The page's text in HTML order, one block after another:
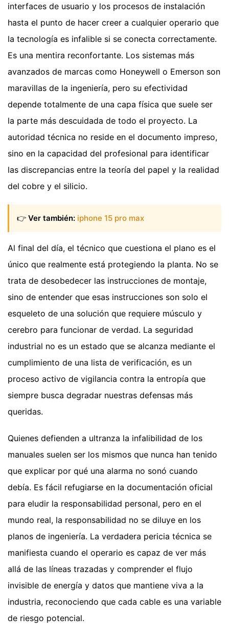
interfaces de usuario y los procesos de instalación
hasta el punto de hacer creer a cualquier operario que
la tecnología es infalible si se conecta correctamente.
Es una mentira reconfortante. Los sistemas más
avanzados de marcas como Honeywell o Emerson son
maravillas de la ingeniería, pero su efectividad
depende totalmente de una capa física que suele ser
la parte más descuidada de todo el proyecto. La
autoridad técnica no reside en el documento impreso,
sino en la capacidad del profesional para identificar
las discrepancias entre la teoría del papel y la realidad
del cobre y el silicio.
👉 Ver también: iphone 15 pro max
Al final del día, el técnico que cuestiona el plano es el
único que realmente está protegiendo la planta. No se
trata de desobedecer las instrucciones de montaje,
sino de entender que esas instrucciones son solo el
esqueleto de una solución que requiere músculo y
cerebro para funcionar de verdad. La seguridad
industrial no es un estado que se alcanza mediante el
cumplimiento de una lista de verificación, es un
proceso activo de vigilancia contra la entropía que
siempre busca degradar nuestras defensas más
queridas.
Quienes defienden a ultranza la infalibilidad de los
manuales suelen ser los mismos que nunca han tenido
que explicar por qué una alarma no sonó cuando
debía. Es fácil refugiarse en la documentación oficial
para eludir la responsabilidad personal, pero en el
mundo real, la responsabilidad no se diluye en los
planos de ingeniería. La verdadera pericia técnica se
manifiesta cuando el operario es capaz de ver más
allá de las líneas trazadas y comprender el flujo
invisible de energía y datos que mantiene viva a la
industria, reconociendo que cada cable es una variable
de riesgo potencial.